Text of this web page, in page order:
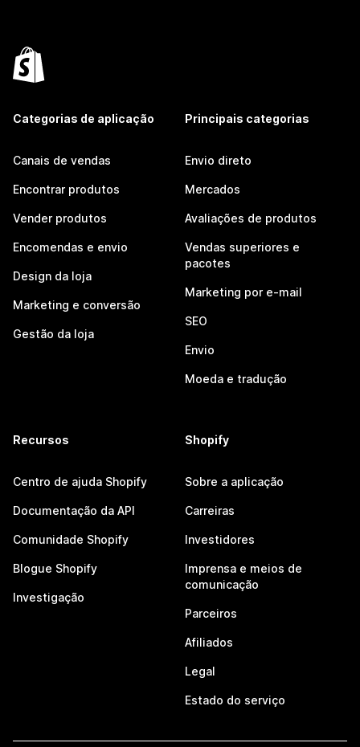
Categorias de aplicação
Canais de vendas
Encontrar produtos
Vender produtos
Encomendas e envio
Design da loja
Marketing e conversão
Gestão da loja
Principais categorias
Envio direto
Mercados
Avaliações de produtos
Vendas superiores e
pacotes
Marketing por e-mail
SEO
Envio
Moeda e tradução
Recursos
Centro de ajuda Shopify
Documentação da API
Comunidade Shopify
Blogue Shopify
Investigação
Shopify
Sobre a aplicação
Carreiras
Investidores
Imprensa e meios de
comunicação
Parceiros
Afiliados
Legal
Estado do serviço